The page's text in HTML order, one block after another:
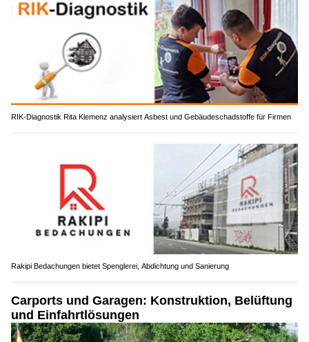
RIK-Diagnostik Rita Klemenz analysiert Asbest und Gebäudeschadstoffe für Firmen
Rakipi Bedachungen bietet Spenglerei, Abdichtung und Sanierung
Carports und Garagen: Konstruktion, Belüftung
und Einfahrtlösungen